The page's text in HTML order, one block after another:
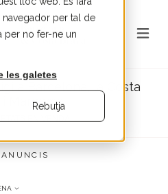
navegador per tal de
per no fer-ne un
les galetes
Rebutja
a Barcelona, la Costa
i Maresme
EN VENDA